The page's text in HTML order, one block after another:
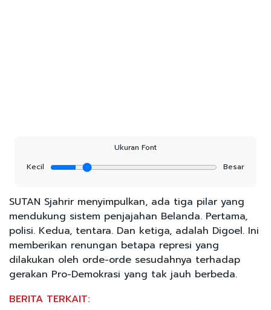
Ukuran Font
Kecil
Besar
SUTAN Sjahrir menyimpulkan, ada tiga pilar yang
mendukung sistem penjajahan Belanda. Pertama,
polisi. Kedua, tentara. Dan ketiga, adalah Digoel. Ini
memberikan renungan betapa represi yang
dilakukan oleh orde-orde sesudahnya terhadap
gerakan Pro-Demokrasi yang tak jauh berbeda.
BERITA TERKAIT: